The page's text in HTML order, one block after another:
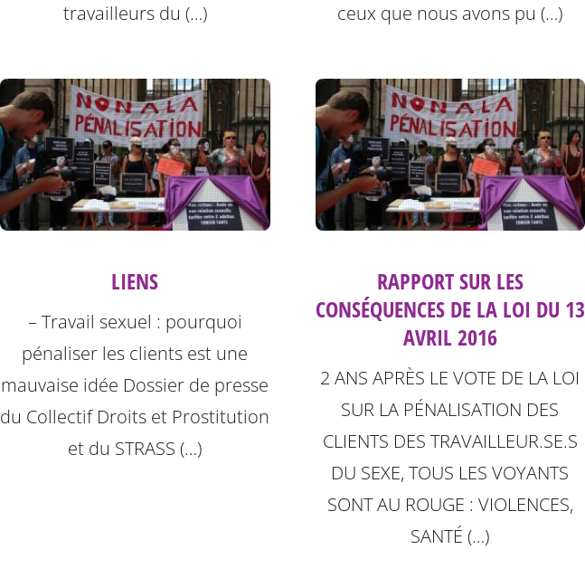
travailleurs du (…)
ceux que nous avons pu (…)
LIENS
– Travail sexuel : pourquoi
pénaliser les clients est une
mauvaise idée Dossier de presse
du Collectif Droits et Prostitution
et du STRASS (…)
RAPPORT SUR LES
CONSÉQUENCES DE LA LOI DU 13
AVRIL 2016
2 ANS APRÈS LE VOTE DE LA LOI
SUR LA PÉNALISATION DES
CLIENTS DES TRAVAILLEUR.SE.S
DU SEXE, TOUS LES VOYANTS
SONT AU ROUGE : VIOLENCES,
SANTÉ (…)